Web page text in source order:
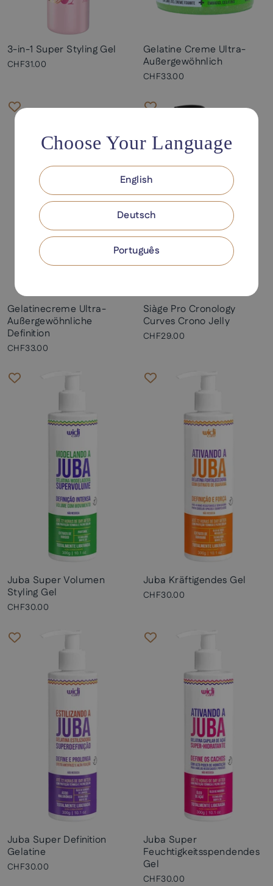
3-in-1 Super Styling Gel
CHF31.00
Gelatine Creme Ultra-
Außergewöhnlich
CHF33.00
Gelatinecreme Ultra-
Außergewöhnliche
Definition
CHF33.00
Siàge Pro Cronology
Curves Crono Jelly
CHF29.00
Juba Super Volumen
Styling Gel
CHF30.00
Juba Kräftigendes Gel
CHF30.00
Juba Super Definition
Gelatine
CHF30.00
Juba Super
Feuchtigkeitsspendendes
Gel
CHF30.00
Choose Your Language
English
Deutsch
Português